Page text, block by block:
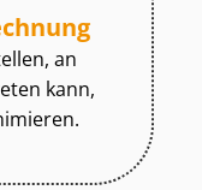
an
kann,